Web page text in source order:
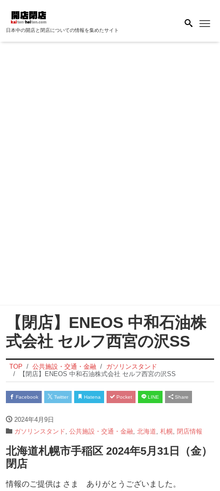
日本中の開店と閉店についての情報を集めたサイト
【閉店】ENEOS 中和石油株
式会社 セルフ西宮の沢SS
TOP 公共施設・交通・金融
ガソリンスタンド
【閉店】ENEOS 中和石油株式会社 セルフ西宮の沢SS
Facebook Twitter Hatena Pocket LINE Share
2024年4月9日
ガソリンスタンド 公共施設・交通・金融 北海道 札幌 閉店情報
北海道札幌市手稲区 2024年5月31日（金）
閉店
情報のご提供は さま ありがとうございました。